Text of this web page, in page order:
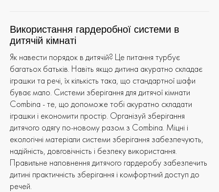
Використання гардеробної системи в
дитячій кімнаті
Як навести порядок в дитячій? Це питання турбує
багатьох батьків. Навіть якщо дитина акуратно складає
іграшки та речі, їх кількість така, що стандартної шафи
буває мало. Системи зберігання для дитячої кімнати
Combina - те, що допоможе тобі акуратно складати
іграшки і економити простір. Організуй зберігання
дитячого одягу по-новому разом з Combina. Міцні і
екологічні матеріали системи зберігання забезпечують,
надійність, довговічність і безпеку використання.
Правильне наповнення дитячого гардеробу забезпечить
дитині практичність зберігання і комфортний доступ до
речей.